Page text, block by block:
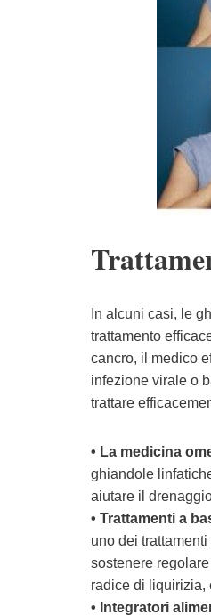
In alcuni casi, le
trattamento
cancro, il medico
infezione virale o
trattare
• La medicina
ghiandole
aiutare il
• Trattamenti a
uno dei
sostenere
radice di liquirizia,
• Integratori